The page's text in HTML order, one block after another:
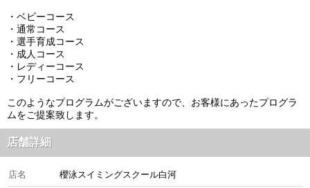
・ベビーコース
・通常コース
・選手育成コース
・成人コース
・レディーコース
・フリーコース
このようなプログラムがございますので、お客様にあったプログラ
ムをご提案致します。
店舗詳細
店名 櫻泳スイミングスクール白河